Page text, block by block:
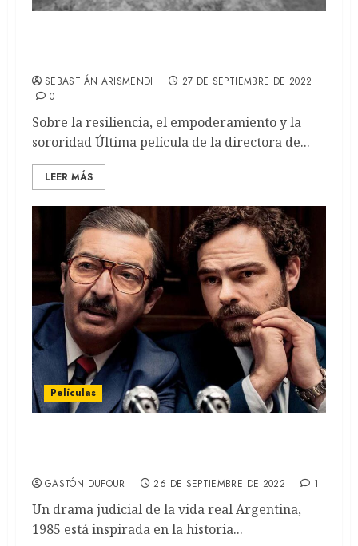
SEBASTIÁN ARISMENDI
27 DE SEPTIEMBRE DE 2022
0
Sobre la resiliencia, el empoderamiento y la
sororidad Última película de la directora de...
LEER MÁS
Películas
GASTÓN DUFOUR 26 DE SEPTIEMBRE DE 2022 1
Un drama judicial de la vida real Argentina,
1985 está inspirada en la historia...